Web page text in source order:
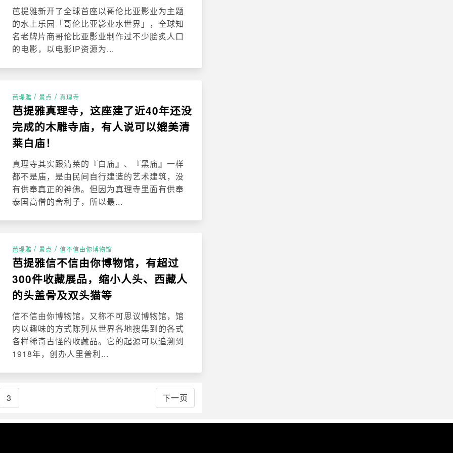
芭提雅新开了全球首座以哥伦比亚影业为主题
的水上乐园「哥伦比亚影业水世界」，全球知
名老牌片商哥伦比亚影业制作过不少脍炙人口
的电影，以电影IP资源为...
芭堤雅 / 景点 / 真理寺
芭提雅真理寺，这座建了近40年还没
完成的木雕寺庙，有人说可以媲美清
莱白庙！
真理寺其实跟清莱的『白庙』、『黑庙』一样
都不是庙，是由民间自行建造的艺术建筑，没
有供奉真正的神佛。但因为真理寺里面有供奉
泰国高僧的舍利子，所以最...
芭堤雅 / 景点 / 信不信由你博物馆
芭提雅信不信由你博物馆，有超过
300件收藏展品，缩小人头、西藏人
的头盖骨及双头猫等
信不信由你博物馆，又称不可思议博物馆，馆
内以趣味的方式陈列从世界各地搜集到的各式
各样稀奇古怪的收藏品。它的起源可以追溯到
1918年，创办人里普利...
下一页
3